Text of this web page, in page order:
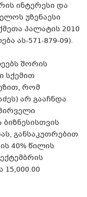
ინტერესი და
უზენაესი
პალატის 2010
ას-571-879-09).
შორის
სქემით
რომ
არ გააჩნდა
განსაკუთრებით
40% წილის